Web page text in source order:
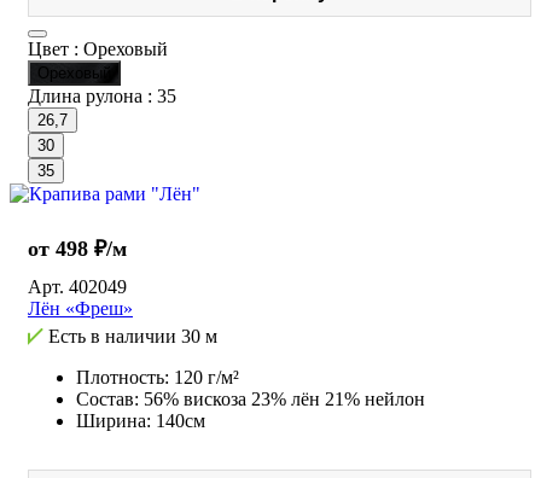
Цвет : Ореховый
Ореховый
Длина рулона : 35
26,7
30
35
от 498 ₽/м
Арт. 402049
Лён «Фреш»
Есть в наличии 30 м
Плотность: 120 г/м²
Состав: 56% вискоза 23% лён 21% нейлон
Ширина: 140см